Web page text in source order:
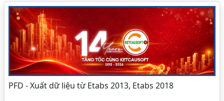
PFD - Xuất dữ liệu từ Etabs 2013, Etabs 2018